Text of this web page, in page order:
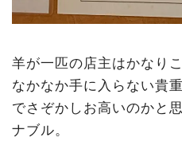
羊が一匹の店主はかなり
なかなか手に入らない貴
でさぞかしお高いのかと
ナブル。